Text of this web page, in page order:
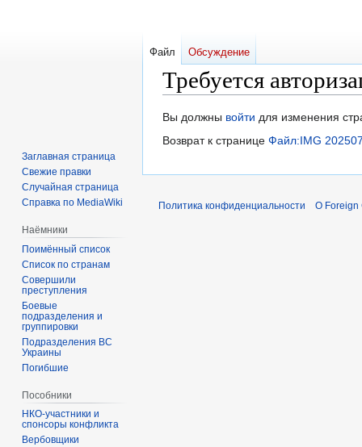
Требуется
Перейти
к
Перейти
к
Вы должны войти для изменения
Возврат к странице Файл:IMG
Файл Обсуждение
Заглавная страница
Свежие правки
Случайная страница
Справка по MediaWiki
Наёмники
Поимённый список
Список по странам
Совершили
преступления
Боевые
подразделения и
группировки
Подразделения ВС
Украины
Погибшие
Пособники
спонсоры конфликта
‏‎Вербовщики
Политика конфиденциальности О Foreign